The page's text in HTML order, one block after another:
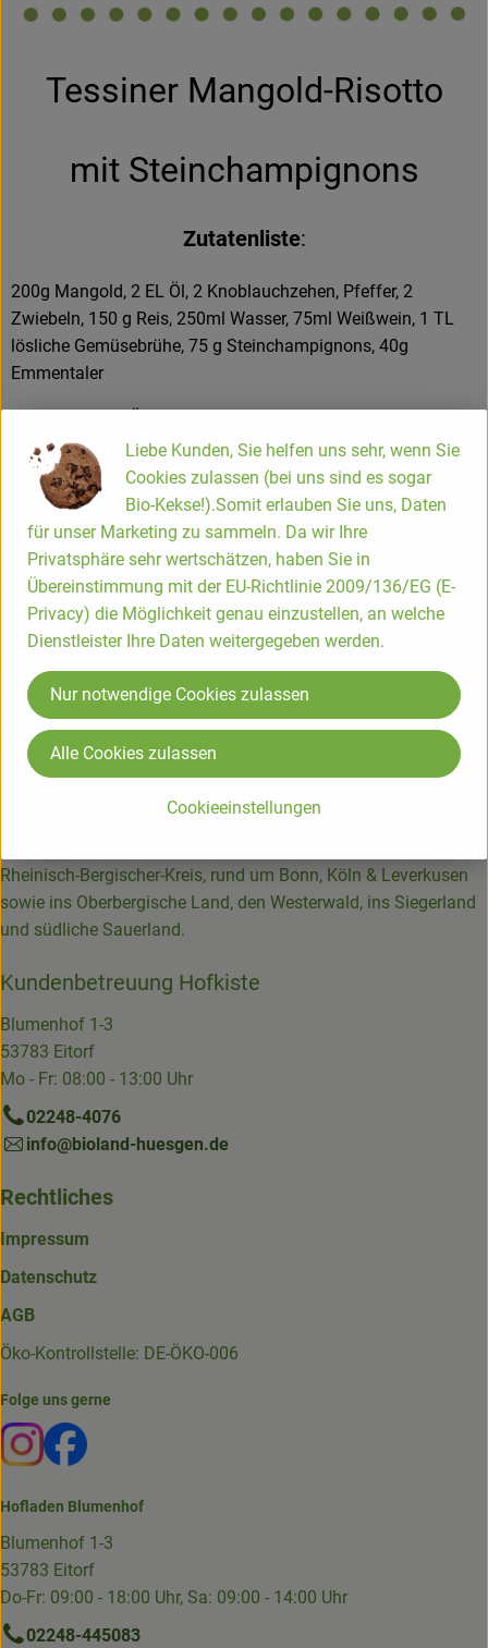
So geht’s
Service
Tessiner Mangold-Risotto
mit Steinchampignons
Zutatenliste:
200g Mangold, 2 EL Öl, 2 Knoblauchzehen, Pfeffer, 2
Zwiebeln, 150 g Reis, 250ml Wasser, 75ml Weißwein, 1 TL
lösliche Gemüsebrühe, 75 g Steinchampignons, 40g
Emmentaler
Mangold mit den durchgepressten Knoblauchzehen dünsten,
bis die Flüssigkeit verdampft ist, danach mit Pfeffer würzen.
Die Zwiebeln fein würfeln und in einem anderen Topf mit Öl
anschwitzen. Den Reis dazu geben und kurz mit andünsten.
Wasser und Weißwein zugeben und aufkochen. Brühe und
klein geschnittene Pilze dazugeben. Den Reis bei schwacher
Hitze etwa 25 Minuten mit zugedeckten Topf quellen lassen.
Danach den geriebenen Käse dazugeben und unterrühren.
Salbei abschmecken.
Die Hofkiste
Bio-Lieferservice seit über 25 Jahren.
Wir liefern Bio-Lebensmittel | Biokisten, Ökokisten und
Rheinisch-Bergischer-Kreis, rund um Bonn, Köln & Leverkusen
sowie ins Oberbergische Land, den Westerwald, ins Siegerland
und südliche Sauerland.
Kundenbetreuung Hofkiste
Blumenhof 1-3
53783 Eitorf
Mo - Fr: 08:00 - 13:00 Uhr
02248-4076
info@bioland-huesgen.de
Rechtliches
Impressum
Datenschutz
AGB
Öko-Kontrollstelle: DE-ÖKO-006
Folge uns gerne
Externer Link zu https://www.instagram.com/die.hofkiste/
Externer Link zu https://www.facebook.com/p/Die-
Hofladen Blumenhof
Blumenhof 1-3
53783 Eitorf
Do-Fr: 09:00 - 18:00 Uhr, Sa: 09:00 - 14:00 Uhr
02248-445083
Liebe Kunden, Sie helfen uns sehr, wenn Sie
Cookies zulassen (bei uns sind es sogar
Bio-Kekse!).Somit erlauben Sie uns, Daten
für unser Marketing zu sammeln. Da wir Ihre
Privatsphäre sehr wertschätzen, haben Sie in
Übereinstimmung mit der EU-Richtlinie 2009/136/EG (E-
Privacy) die Möglichkeit genau einzustellen, an welche
Dienstleister Ihre Daten weitergegeben werden.
Cookieeinstellungen
Nur notwendige Cookies zulassen
Alle Cookies zulassen